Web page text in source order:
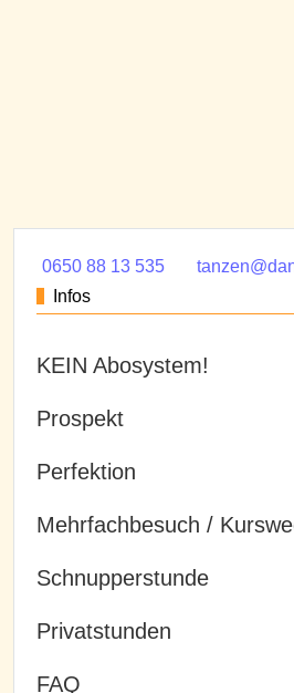
0650 88 13 535
Infos
KEIN Abosystem!
Prospekt
Perfektion
Mehrfachbesuch /
Schnupperstunde
Privatstunden
FAQ